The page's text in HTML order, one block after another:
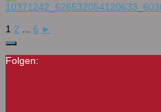
1 2 6 ►
Folgen: